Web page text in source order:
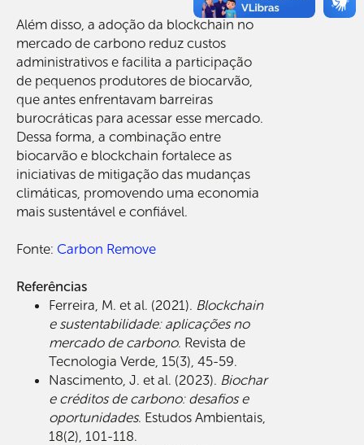
Além disso, a adoção da blockchain no
mercado de carbono reduz custos
administrativos e facilita a participação
de pequenos produtores de biocarvão,
que antes enfrentavam barreiras
burocráticas para acessar esse mercado.
Dessa forma, a combinação entre
biocarvão e blockchain fortalece as
iniciativas de mitigação das mudanças
climáticas, promovendo uma economia
mais sustentável e confiável.
Fonte: Carbon Remove
Referências
Ferreira, M. et al. (2021). Blockchain
e sustentabilidade: aplicações no
mercado de carbono. Revista de
Tecnologia Verde, 15(3), 45-59.
Nascimento, J. et al. (2023). Biochar
e créditos de carbono: desafios e
oportunidades. Estudos Ambientais,
18(2), 101-118.